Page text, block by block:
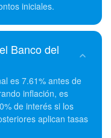
iniciales.
Banco del
es 7.61% antes de
inflación, es
de interés si los
aplican tasas